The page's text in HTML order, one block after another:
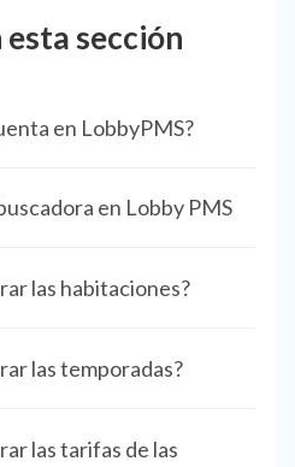
sección
en LobbyPMS?
en Lobby PMS
las habitaciones?
las temporadas?
las tarifas de las